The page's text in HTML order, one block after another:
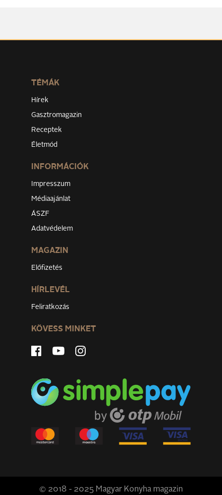
TÉMÁK
Hírek
Gasztromagazin
Receptek
Életmód
INFORMÁCIÓK
Impresszum
Médiaajánlat
ÁSZF
Adatvédelem
MAGAZIN
Előfizetés
HÍRLEVÉL
Feliratkozás
KÖVESS MINKET
© 2018 - 2025 Magyar Konyha magazin